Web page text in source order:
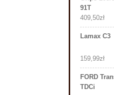
91T
409,50zł
Lamax C3
159,99zł
FORD
TDCi